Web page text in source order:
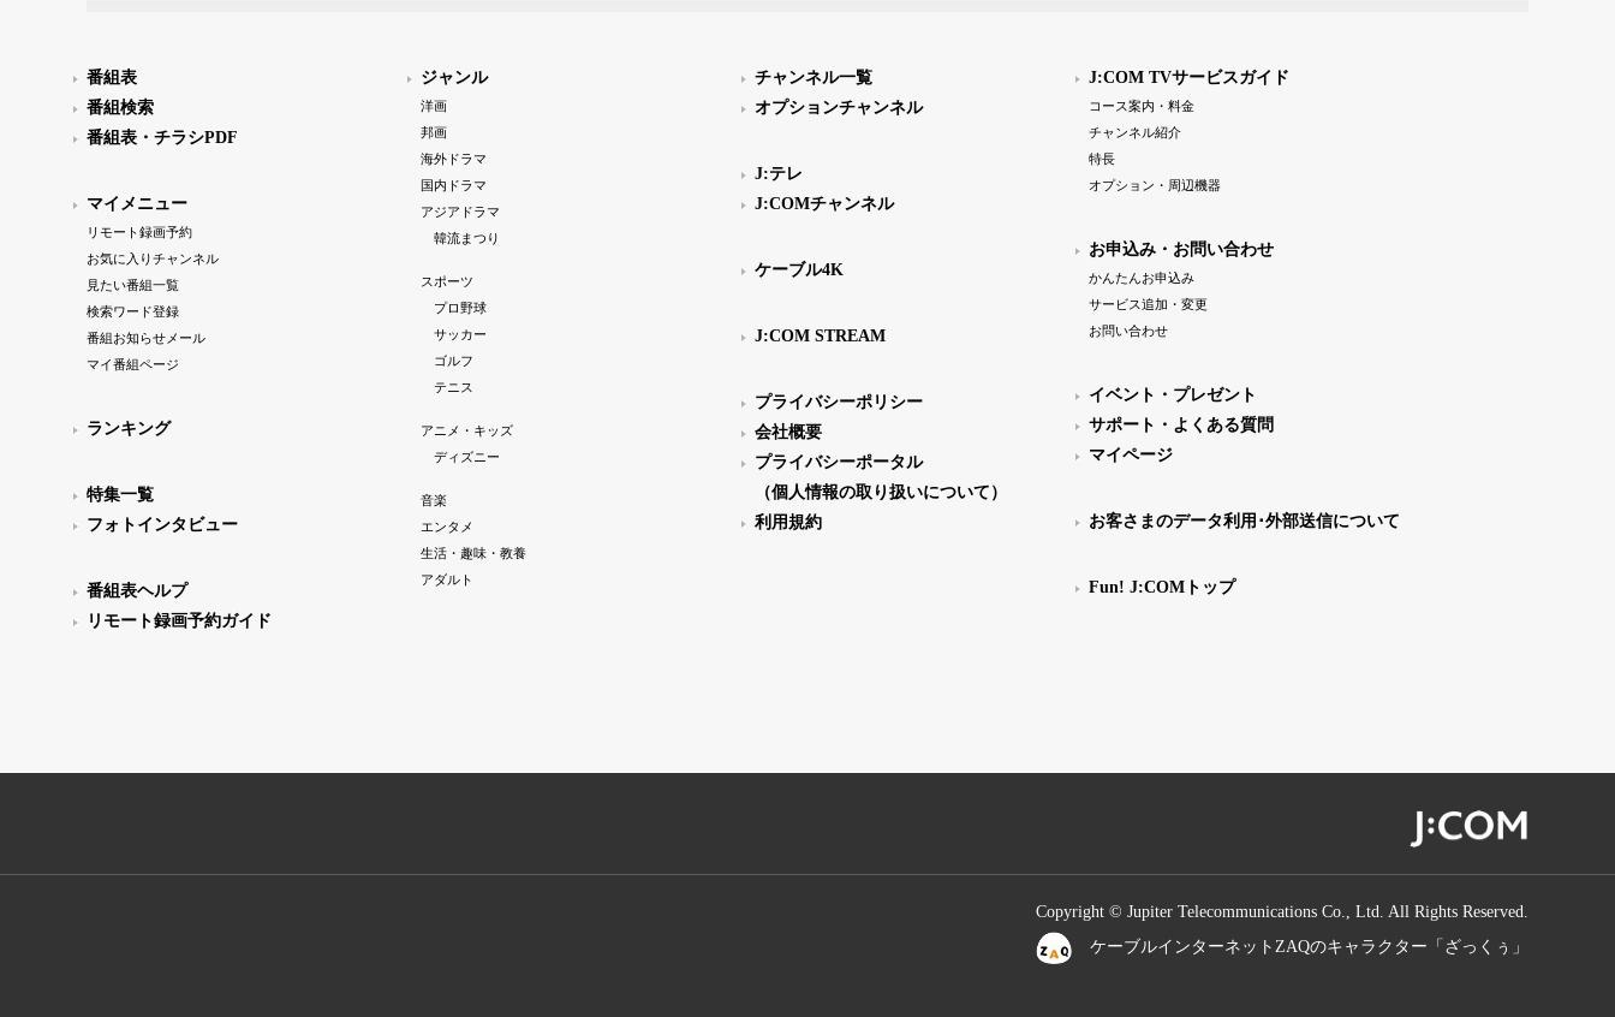
番組表
番組検索
番組表・チラシPDF
マイメニュー
リモート録画予約
お気に入りチャンネル
見たい番組一覧
検索ワード登録
番組お知らせメール
マイ番組ページ
ランキング
特集一覧
フォトインタビュー
番組表ヘルプ
リモート録画予約ガイド
ジャンル
洋画
邦画
海外ドラマ
国内ドラマ
アジアドラマ
韓流まつり
スポーツ
プロ野球
サッカー
ゴルフ
テニス
アニメ・キッズ
ディズニー
音楽
エンタメ
生活・趣味・教養
アダルト
チャンネル一覧
オプションチャンネル
J:テレ
J:COMチャンネル
ケーブル4K
J:COM STREAM
プライバシーポリシー
会社概要
プライバシーポータル
（個人情報の取り扱いについて）
利用規約
J:COM TVサービスガイド
コース案内・料金
チャンネル紹介
特長
オプション・周辺機器
お申込み・お問い合わせ
かんたんお申込み
サービス追加・変更
お問い合わせ
イベント・プレゼント
サポート・よくある質問
マイページ
お客さまのデータ利用･外部送信について
Fun! J:COMトップ
Copyright © Jupiter Telecommunications Co., Ltd. All Rights Reserved.
ケーブルインターネットZAQのキャラクター「ざっくぅ」